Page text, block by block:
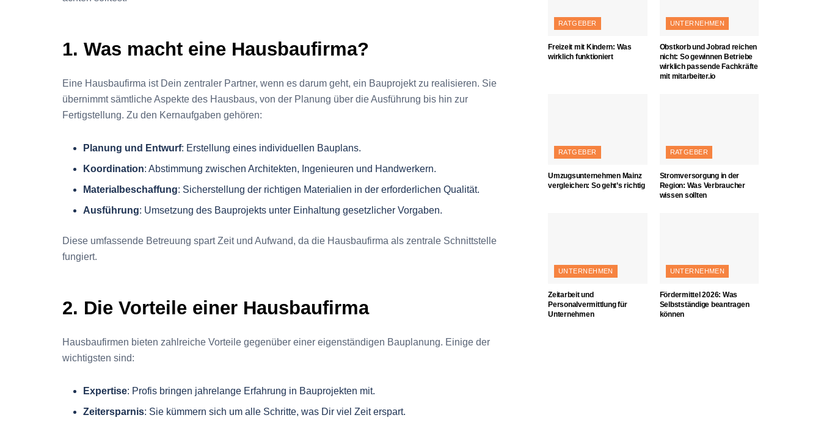
1. Was macht eine Hausbaufirma?
Eine Hausbaufirma ist Dein zentraler Partner, wenn es darum geht, ein Bauprojekt zu realisieren. Sie
übernimmt sämtliche Aspekte des Hausbaus, von der Planung über die Ausführung bis hin zur
Fertigstellung. Zu den Kernaufgaben gehören:
Planung und Entwurf: Erstellung eines individuellen Bauplans.
Koordination: Abstimmung zwischen Architekten, Ingenieuren und Handwerkern.
Materialbeschaffung: Sicherstellung der richtigen Materialien in der erforderlichen Qualität.
Ausführung: Umsetzung des Bauprojekts unter Einhaltung gesetzlicher Vorgaben.
Diese umfassende Betreuung spart Zeit und Aufwand, da die Hausbaufirma als zentrale Schnittstelle
fungiert.
2. Die Vorteile einer Hausbaufirma
Hausbaufirmen bieten zahlreiche Vorteile gegenüber einer eigenständigen Bauplanung. Einige der
wichtigsten sind:
Expertise: Profis bringen jahrelange Erfahrung in Bauprojekten mit.
Zeitersparnis: Sie kümmern sich um alle Schritte, was Dir viel Zeit erspart.
RATGEBER
Freizeit mit Kindern: Was
wirklich funktioniert
UNTERNEHMEN
Obstkorb und Jobrad reichen
nicht: So gewinnen Betriebe
wirklich passende Fachkräfte
mit mitarbeiter.io
RATGEBER
Umzugsunternehmen Mainz
vergleichen: So geht’s richtig
RATGEBER
Stromversorgung in der
Region: Was Verbraucher
wissen sollten
UNTERNEHMEN
Zeitarbeit und
Personalvermittlung für
Unternehmen
UNTERNEHMEN
Fördermittel 2026: Was
Selbstständige beantragen
können